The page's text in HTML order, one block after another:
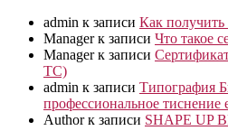
admin к записи Как получить
Managerк записи Что такое
Managerк записи
ТС)
admin к записи Типография
профессиональное тиснение
Authorк записи SHAPE